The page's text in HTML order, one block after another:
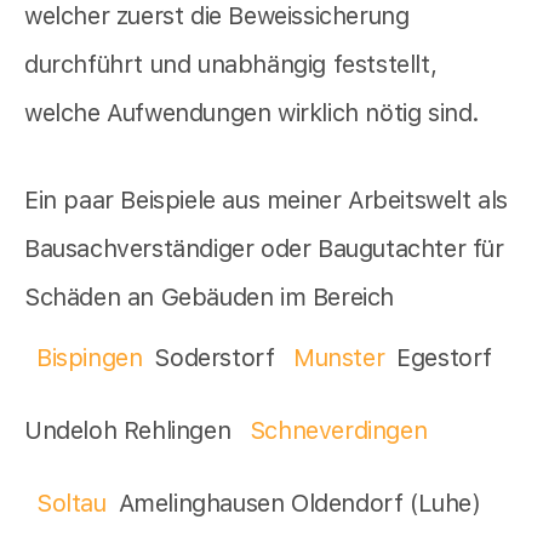
welcher zuerst die Beweissicherung
durchführt und unabhängig feststellt,
welche Aufwendungen wirklich nötig sind.
Ein paar Beispiele aus meiner Arbeitswelt als
Bausachverständiger oder Baugutachter für
Schäden an Gebäuden im Bereich
Bispingen Soderstorf Munster Egestorf
Undeloh Rehlingen Schneverdingen
Soltau Amelinghausen Oldendorf (Luhe)